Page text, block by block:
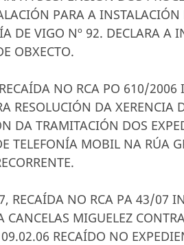
PARA A
DE VIGO Nº 92. DECLARA A
OBXECTO.
NO RCA PO 610/2006
RESOLUCIÓN DA
DA TRAMITACIÓN DOS
TELEFONÍA MOBIL NA RÚA
RECAÍDA NO RCA PA 43/07
MIGUELEZ
RECAÍDO NO